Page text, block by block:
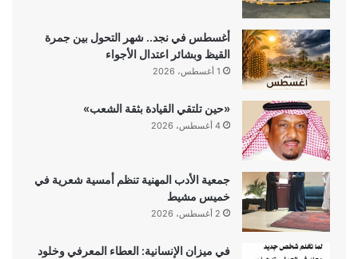
أغسطس في نجد.. شهر التحول بين جمرة
القيظ وبشائر اعتدال الأجواء
1 أغسطس، 2026
«حين تلتقي القيادة بثقة الشعب»
4 أغسطس، 2026
جمعية الأدب المهنية تنظم أمسية شعرية في
خميس مشيط
2 أغسطس، 2026
في ميزان الإنسانية: العطاء المعرفي وخلود